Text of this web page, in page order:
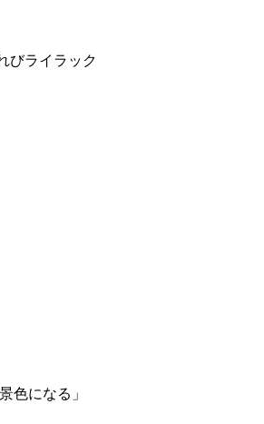
びライラック
色になる」